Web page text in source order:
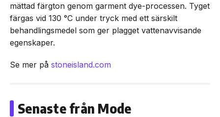
mättad färgton genom garment dye-processen. Tyget
färgas vid 130 °C under tryck med ett särskilt
behandlingsmedel som ger plagget vattenavvisande
egenskaper.
Se mer på stoneisland.com
Senaste från Mode